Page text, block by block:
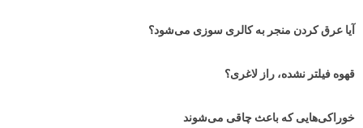
آیا عرق کردن منجر به کالری سوزی می‌شود؟
قهوه فیلتر نشده، راز لاغری؟
خوراکی‌هایی که باعث چاقی می‌شوند